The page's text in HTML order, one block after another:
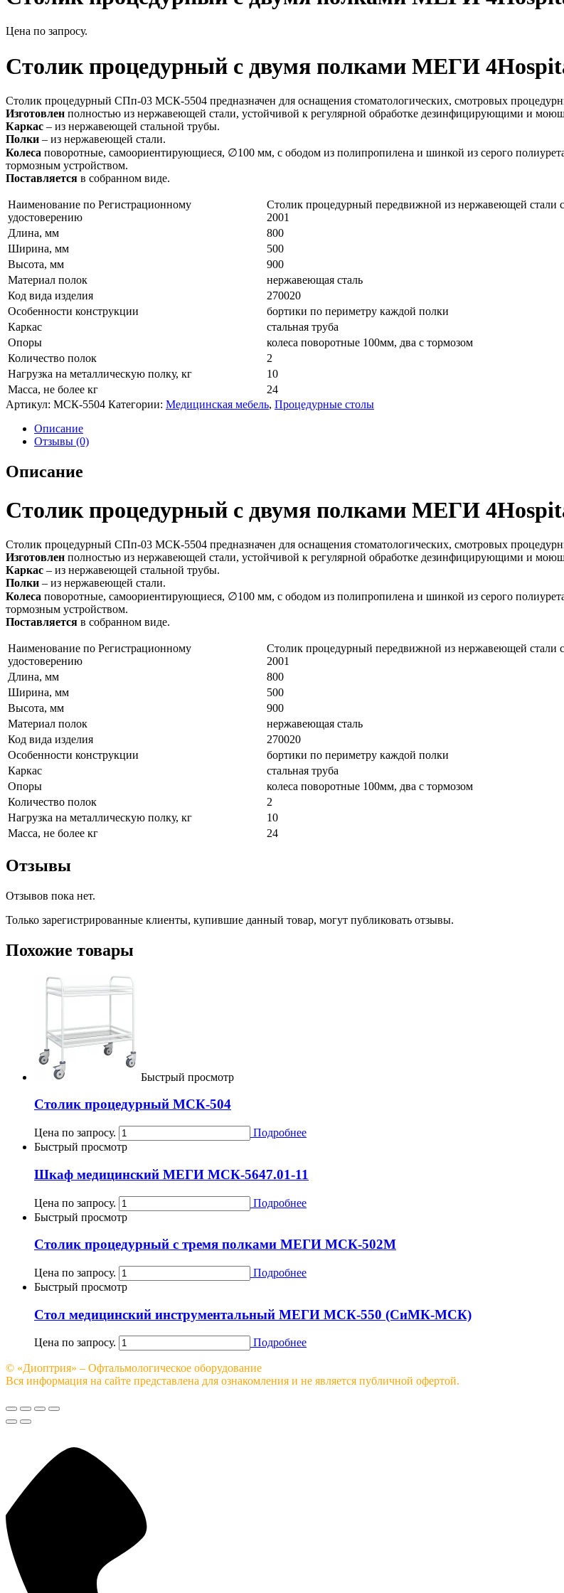
Цена по запросу.
Столик процедурный с двумя полками МЕГИ
Столик процедурный СПп-03 МСК-5504 предназначен для оснащения стоматологических, смотровых
Изготовлен полностью из нержавеющей стали, устойчивой к регулярной обработке дезинфицирующими и
Каркас – из нержавеющей стальной трубы.
Полки – из нержавеющей стали.
Колеса поворотные, самоориентирующиеся, ∅100 мм, с ободом из полипропилена и шинкой из серого
тормозным устройством.
Поставляется в собранном виде.
Наименование по Регистрационному
удостоверению
Столик процедурный передвижной из нержавеющей
2001
Длина, мм
800
Ширина, мм
500
Высота, мм
900
Материал полок
нержавеющая сталь
Код вида изделия
270020
Особенности конструкции
бортики по периметру каждой полки
Каркас
стальная труба
Опоры
колеса поворотные 100мм, два с тормозом
Количество полок
2
Нагрузка на металлическую полку, кг
10
Масса, не более кг
24
Артикул: МСК-5504 Категории: Медицинская мебель, Процедурные столы
Описание
Отзывы (0)
Описание
Столик процедурный с двумя полками МЕГИ
Столик процедурный СПп-03 МСК-5504 предназначен для оснащения стоматологических, смотровых
Изготовлен полностью из нержавеющей стали, устойчивой к регулярной обработке дезинфицирующими и
Каркас – из нержавеющей стальной трубы.
Полки – из нержавеющей стали.
Колеса поворотные, самоориентирующиеся, ∅100 мм, с ободом из полипропилена и шинкой из серого
тормозным устройством.
Поставляется в собранном виде.
Наименование по Регистрационному
удостоверению
Столик процедурный передвижной из нержавеющей
2001
Длина, мм
800
Ширина, мм
500
Высота, мм
900
Материал полок
нержавеющая сталь
Код вида изделия
270020
Особенности конструкции
бортики по периметру каждой полки
Каркас
стальная труба
Опоры
колеса поворотные 100мм, два с тормозом
Количество полок
2
Нагрузка на металлическую полку, кг
10
Масса, не более кг
24
Отзывы
Отзывов пока нет.
Только зарегистрированные клиенты, купившие данный товар, могут публиковать отзывы.
Похожие товары
Быстрый просмотр
Столик процедурный МСК-504
Цена по запросу.
Подробнее
Быстрый просмотр
Шкаф медицинский МЕГИ МСК-5647.01-11
Цена по запросу.
Подробнее
Быстрый просмотр
Столик процедурный с тремя полками МЕГИ МСК-502М
Цена по запросу.
Подробнее
Быстрый просмотр
Стол медицинский инструментальный МЕГИ МСК-550 (СиМК-МСК)
Цена по запросу. Подробнее
© «Диоптрия» – Офтальмологическое оборудование
Вся информация на сайте представлена для ознакомления и не является публичной офертой.